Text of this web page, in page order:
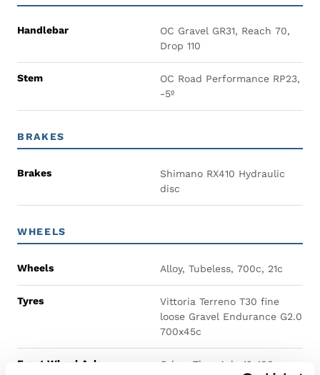
Handlebar
OC Gravel GR31, Reach 70,
Drop 110
Stem
OC Road Performance RP23,
-5º
BRAKES
Brakes
Shimano RX410 Hydraulic
disc
WHEELS
Wheels Alloy, Tubeless, 700c, 21c
Tyres
Vittoria Terreno T30 fine
loose Gravel Endurance G2.0
700x45c
Front Wheel Axle
Orbea Thru Axle 12x100mm